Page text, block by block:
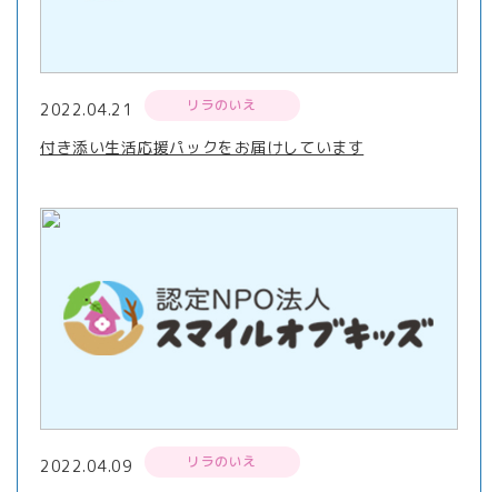
2022.04.21 リラのいえ
付き添い生活応援パックをお届けしています
2022.04.09 リラのいえ